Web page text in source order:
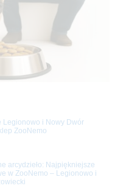
Legionowo i Nowy Dwór
ZooNemo
arcydzieło: Najpiękniejsze
w ZooNemo – Legionowo i